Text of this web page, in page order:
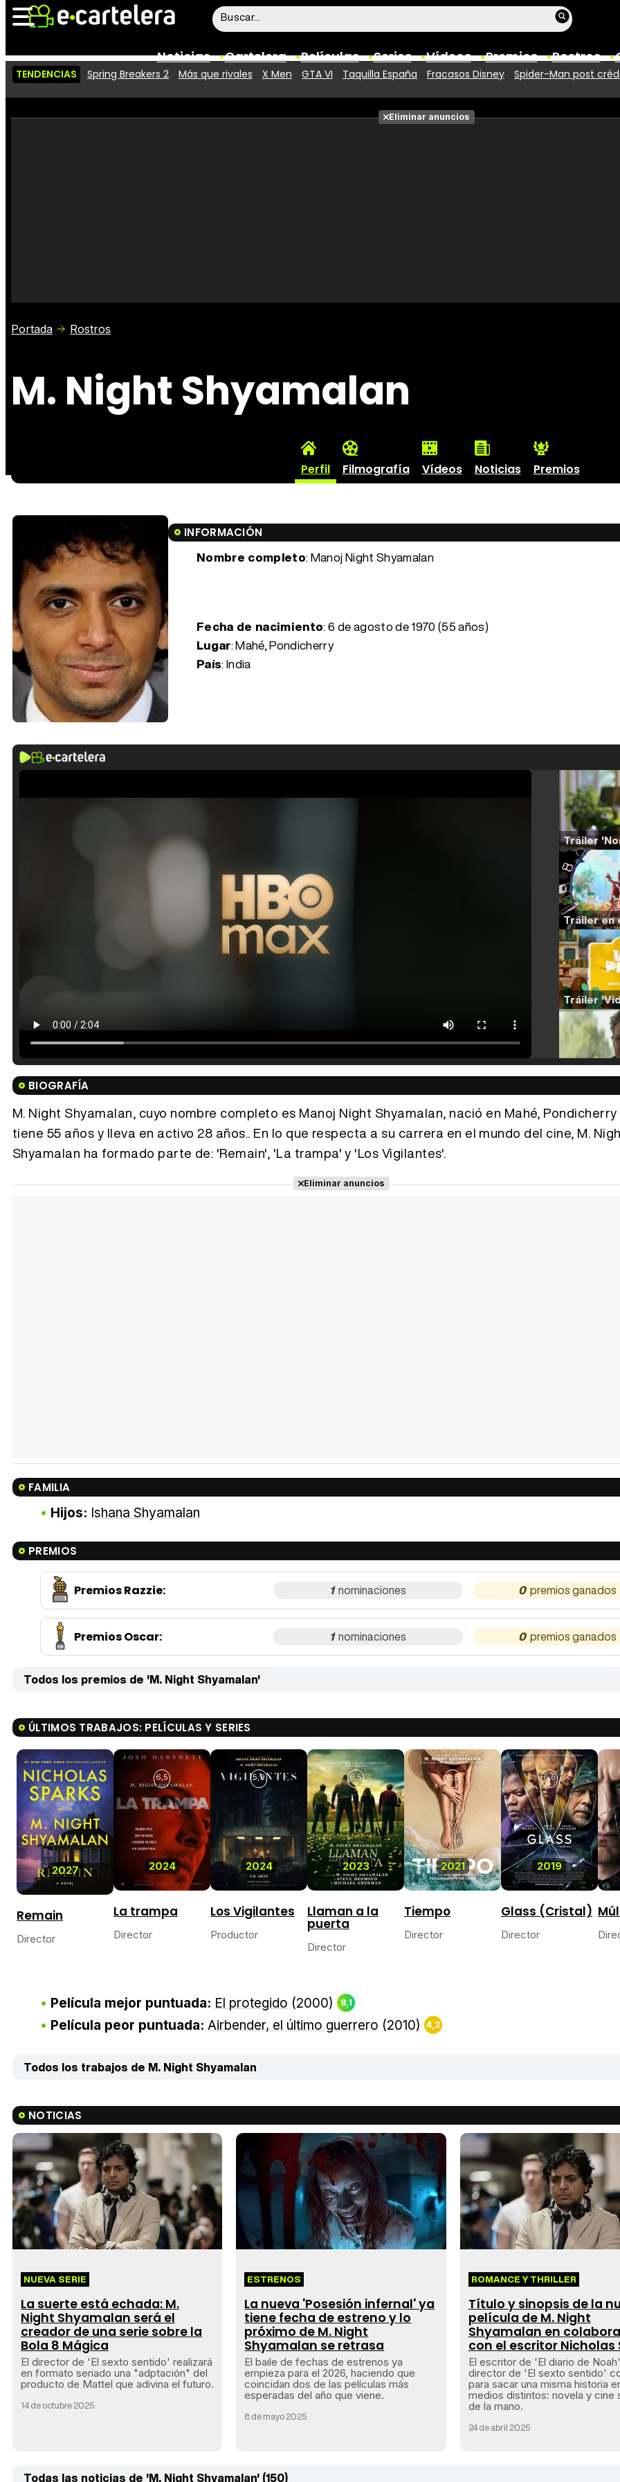
Noticias Cartelera Películas Series Vídeos Premios Rostros
Vídeos
Taquilla Fotos
TENDENCIAS Spring Breakers 2 Más que rivales X Men GTA VI Taquilla España Fracasos Disney Spider-Man post
Eliminar anuncios
Portada Rostros
M. Night Shyamalan
Perfil Filmografía Vídeos Noticias Premios
INFORMACIÓN
Nombre completo: Manoj Night Shyamalan
Fecha de nacimiento:6 de agosto de 1970 (55 años)
Lugar: Mahé, Pondicherry
País: India
BIOGRAFÍA
M. Night Shyamalan, cuyo nombre completo es Manoj Night Shyamalan, nació en Mahé, Pondicherry
tiene 55 años y lleva en activo 28 años.. En lo que respecta a su carrera en el mundo del cine, M.
Shyamalan ha formado parte de: 'Remain', 'La trampa' y 'Los Vigilantes'.
Eliminar anuncios
FAMILIA
Hijos: Ishana Shyamalan
PREMIOS
Premios Razzie: 1 0
Premios Oscar: 1 0
Todos los premios de 'M. Night Shyamalan'
ÚLTIMOS TRABAJOS: PELÍCULAS Y SERIES
2027
Remain
Director
2024
6,5
La trampa
Director
2024
5,9
Los Vigilantes
Productor
2023
6,5
Llaman a la
puerta
Director
2021
6,5
Tiempo
Director
2019
6,6
Glass (Cristal)
Director
Película mejor puntuada: El protegido (2000) 8,1
Película peor puntuada: Airbender, el último guerrero (2010) 4,2
Todos los trabajos de M. Night Shyamalan
NOTICIAS
NUEVA SERIE
La suerte está echada: M.
Night Shyamalan será el
creador de una serie sobre la
Bola 8 Mágica
El director de 'El sexto sentido' realizará
en formato seriado una "adptación" del
producto de Mattel que adivina el futuro.
14 de octubre 2025
ESTRENOS
La nueva 'Posesión infernal' ya
tiene fecha de estreno y lo
próximo de M. Night
Shyamalan se retrasa
El baile de fechas de estrenos ya
empieza para el 2026, haciendo que
coincidan dos de las películas más
esperadas del año que viene.
8 de mayo 2025
ROMANCE Y THRILLER
Título y sinopsis de la
película de M. Night
Shyamalan en
con el escritor Nicholas
El escritor de 'El diario de
director de 'El sexto sentido'
para sacar una misma historia
medios distintos: novela y cine
de la mano.
24 de abril 2025
Todas las noticias de 'M. Night Shyamalan' (150)